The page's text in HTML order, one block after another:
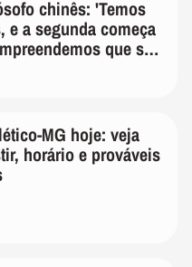
chinês: 'Temos
e a segunda começa
que só
MG hoje: veja
horário e prováveis